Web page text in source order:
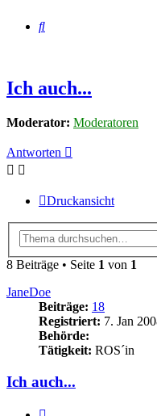
Suche
Ich auch...
Moderator: Moderatoren
Antworten
Druckansicht
8 Beiträge • Seite 1 von 1
JaneDoe
Beiträge: 18
Registriert: 7. Jan
Behörde:
Tätigkeit: ROS´in
Ich auch...